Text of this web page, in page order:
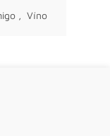
, Víno